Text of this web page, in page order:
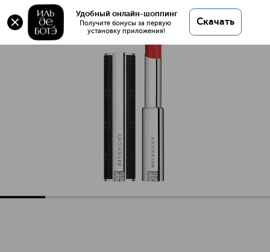
Удобный онлайн-шоппинг
Получите бонусы за первую
установку приложения!
Скачать